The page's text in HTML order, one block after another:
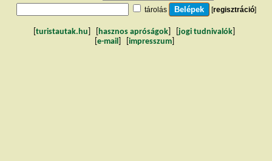
tárolás
[regisztráció]
turistautak.hu hasznos apróságok jogi tudnivalók
e-mail impresszum]